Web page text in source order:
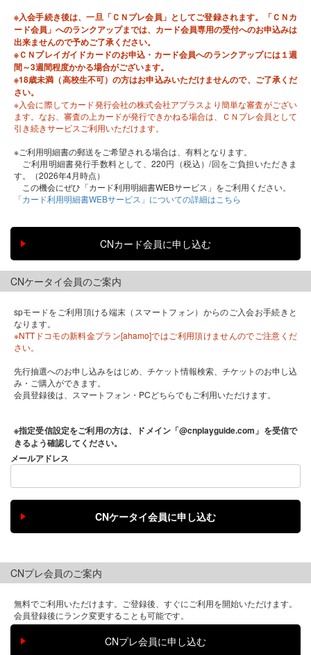
※入会手続き後は、一旦「ＣＮプレ会員」としてご登録されます。「ＣＮカ
ード会員」へのランクアップまでは、カード会員専用の受付へのお申込みは
出来ませんので予めご了承ください。
※ＣＮプレイガイドカードのお申込・カード会員へのランクアップには１週
間～3週間程度かかる場合がございます。
※18歳未満（高校生不可）の方はお申込みいただけませんので、ご了承くだ
さい。
※入会に際してカード発行会社の株式会社アプラスより簡単な審査がござい
ます。なお、審査の上カードが発行できかねる場合は、ＣＮプレ会員として
引き続きサービスご利用いただけます。
※ご利用明細書の郵送をご希望される場合は、有料となります。
ご利用明細書発行手数料として、220円（税込）/回をご負担いただきま
す。（2026年4月時点）
この機会にぜひ「カード利用明細書WEBサービス」をご利用ください。
「カード利用明細書WEBサービス」についての詳細はこちら
CNケータイ会員のご案内
spモードをご利用頂ける端末（スマートフォン）からのご入会お手続きと
なります。
※NTTドコモの新料金プラン[ahamo]ではご利用頂けませんのでご注意くだ
さい。
先行抽選へのお申し込みをはじめ、チケット情報検索、チケットのお申し込
み・ご購入ができます。
会員登録後は、スマートフォン・PCどちらでもご利用いただけます。
※指定受信設定をご利用の方は、ドメイン「@cnplayguide.com」を受信で
きるよう確認してください。
メールアドレス
CNプレ会員のご案内
無料でご利用いただけます。ご登録後、すぐにご利用を開始いただけます。
会員登録後にランク変更することも可能です。